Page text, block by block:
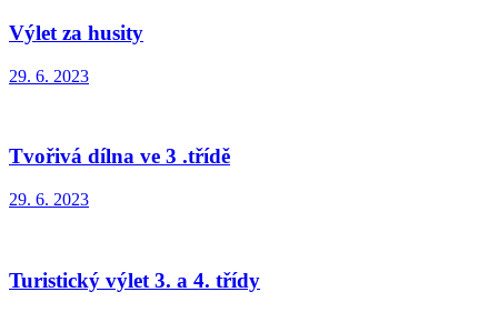
Výlet za husity
29. 6. 2023
Tvořivá dílna ve 3 .třídě
29. 6. 2023
Turistický výlet 3. a 4. třídy